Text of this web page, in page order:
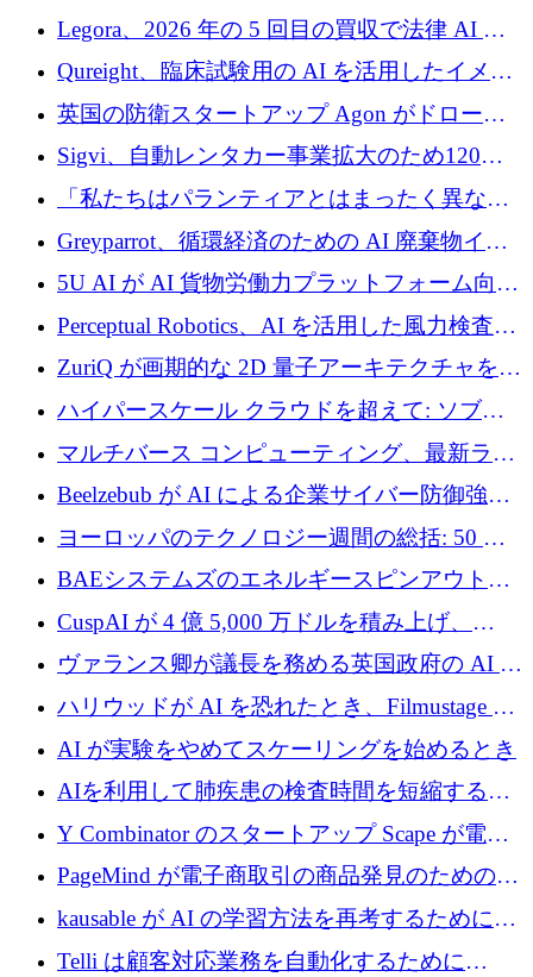
ンを得たロボット ソフトウェアを拡張するた
めに 58 万 5,000 ポンドを調達
Legora、2026 年の 5 回目の買収で法律 AI ス
タートアップ Wexler を買収
Qureight、臨床試験用の AI を活用したイメー
ジング プラットフォームを拡張するためにシ
リーズ B で 2,000 万ドルを確保
英国の防衛スタートアップ Agon がドローン
攻撃に対抗する仮想戦場を構築、3,000 万ドル
を調達
Sigvi、自動レンタカー事業拡大のため120万
ユーロを調達
「私たちはパランティアとはまったく異なる
会社です」とフランス人の「控えめな」後任
者は言う
Greyparrot、循環経済のための AI 廃棄物イン
テリジェンスを拡張するためにシリーズ B で
2,700 万ドルを確保
5U AI が AI 貨物労働力プラットフォーム向け
に 320 万ドルのプレシードを獲得
Perceptual Robotics、AI を活用した風力検査の
規模拡大に向けて 400 万ポンド以上を確保
ZuriQ が画期的な 2D 量子アーキテクチャを拡
張するために 2,550 万ドルを調達
ハイパースケール クラウドを超えて: ソブリ
ン コンピューティングに対する DFINITY の
ビジョン
マルチバース コンピューティング、最新ラウ
ンドで最大 5 億 7,000 万ドルを目標
Beelzebub が AI による企業サイバー防御強化
のために 300 万ユーロを調達
ヨーロッパのテクノロジー週間の総括: 50 以
上の取引に 10 億ユーロ以上を投資
BAEシステムズのエネルギースピンアウト原
子力タービンが1500万ポンドの資金調達でス
テルスから浮上
CuspAI が 4 億 5,000 万ドルを積み上げ、
Resist.UA が 5,000 万ユーロの基金を立ち上
ヴァランス卿が議長を務める英国政府の AI タ
スクフォースが発足
ハリウッドが AI を恐れたとき、Filmustage は
代わりにプリプロダクションに賭けました
AI が実験をやめてスケーリングを始めるとき
AIを利用して肺疾患の検査時間を短縮する英
国のヘルステック挑戦者が1900万ドルを獲得
Y Combinator のスタートアップ Scape が電子
メールを再考するために 320 万ドルを調達し
てステルスから浮上
PageMind が電子商取引の商品発見のための
AI を拡張するために 120 万ユーロを調達
kausable が AI の学習方法を再考するために
1,200 万ユーロを調達
Telli は顧客対応業務を自動化するために